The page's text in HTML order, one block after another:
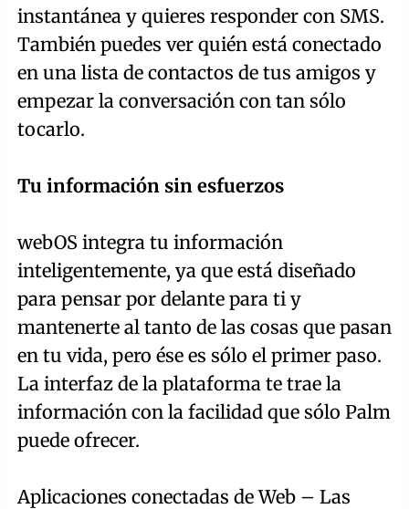
instantánea y quieres responder con SMS.
También puedes ver quién está conectado
en una lista de contactos de tus amigos y
empezar la conversación con tan sólo
tocarlo.
Tu información sin esfuerzos
webOS integra tu información
inteligentemente, ya que está diseñado
para pensar por delante para ti y
mantenerte al tanto de las cosas que pasan
en tu vida, pero ése es sólo el primer paso.
La interfaz de la plataforma te trae la
información con la facilidad que sólo Palm
puede ofrecer.
Aplicaciones conectadas de Web – Las